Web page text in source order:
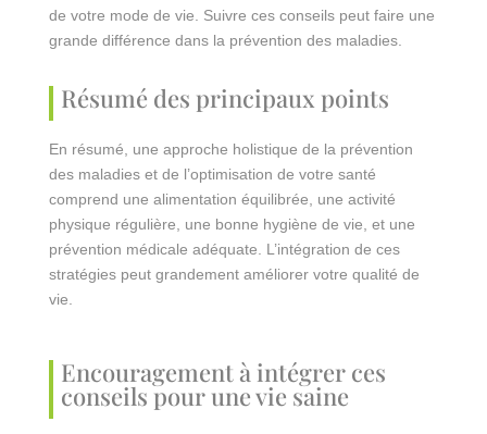
de votre mode de vie. Suivre ces conseils peut faire une
grande différence dans la prévention des maladies.
Résumé des principaux points
En résumé, une approche holistique de la prévention
des maladies et de l’optimisation de votre santé
comprend une alimentation équilibrée, une activité
physique régulière, une bonne hygiène de vie, et une
prévention médicale adéquate. L’intégration de ces
stratégies peut grandement améliorer votre qualité de
vie.
Encouragement à intégrer ces
conseils pour une vie saine